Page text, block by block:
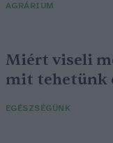
AGRÁRIUM
Miért viseli
mit tehetünk
EGÉSZSÉGÜNK